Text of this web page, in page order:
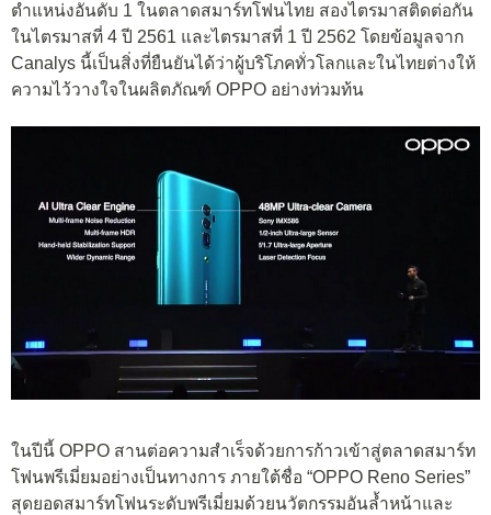
ตำแหน่งอันดับ 1 ในตลาดสมาร์ทโฟนไทย สองไตรมาสติดต่อกัน
ในไตรมาสที่ 4 ปี 2561 และไตรมาสที่ 1 ปี 2562 โดยข้อมูลจาก
Canalys นี้เป็นสิ่งที่ยืนยันได้ว่าผู้บริโภคทั่วโลกและในไทยต่างให้
ความไว้วางใจในผลิตภัณฑ์ OPPO อย่างท่วมท้น
ในปีนี้ OPPO สานต่อความสำเร็จด้วยการก้าวเข้าสู่ตลาดสมาร์ท
โฟนพรีเมี่ยมอย่างเป็นทางการ ภายใต้ชื่อ “OPPO Reno Series”
สุดยอดสมาร์ทโฟนระดับพรีเมี่ยมด้วยนวัตกรรมอันล้ำหน้าและ